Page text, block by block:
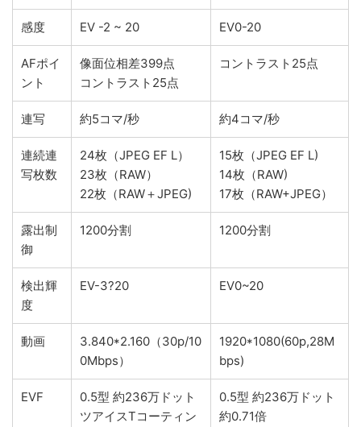
感度 EV -2 ~ 20 EV0-20
AFポイ
ント
像面位相差399点
コントラスト25点
コントラスト25点
連写 約5コマ/秒 約4コマ/秒
連続連
写枚数
24枚（JPEG EF L）
23枚（RAW）
22枚（RAW＋JPEG)
15枚（JPEG EF L)
14枚（RAW)
17枚（RAW+JPEG）
露出制
御
1200分割 1200分割
検出輝
度
EV-3?20 EV0~20
動画
3.840*2.160（30p/10
0Mbps）
1920*1080(60p,28M
bps)
EVF
0.5型 約236万ドット
ツアイスTコーティン
0.5型 約236万ドット
約0.71倍